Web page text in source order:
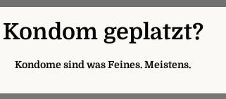
Kondom geplatzt?
Kondome sind was Feines. Meistens.